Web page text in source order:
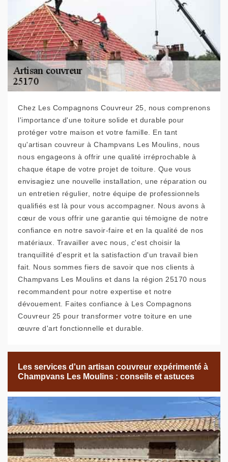
Chez Les Compagnons Couvreur 25, nous comprenons
l'importance d'une toiture solide et durable pour
protéger votre maison et votre famille. En tant
qu'artisan couvreur à Champvans Les Moulins, nous
nous engageons à offrir une qualité irréprochable à
chaque étape de votre projet de toiture. Que vous
envisagiez une nouvelle installation, une réparation ou
un entretien régulier, notre équipe de professionnels
qualifiés est là pour vous accompagner. Nous avons à
cœur de vous offrir une garantie qui témoigne de notre
confiance en notre savoir-faire et en la qualité de nos
matériaux. Travailler avec nous, c'est choisir la
tranquillité d'esprit et la satisfaction d'un travail bien
fait. Nous sommes fiers de savoir que nos clients à
Champvans Les Moulins et dans la région 25170 nous
recommandent pour notre expertise et notre
dévouement. Faites confiance à Les Compagnons
Couvreur 25 pour transformer votre toiture en une
œuvre d'art fonctionnelle et durable.
Les services d'un artisan couvreur expérimenté à
Champvans Les Moulins : conseils et astuces